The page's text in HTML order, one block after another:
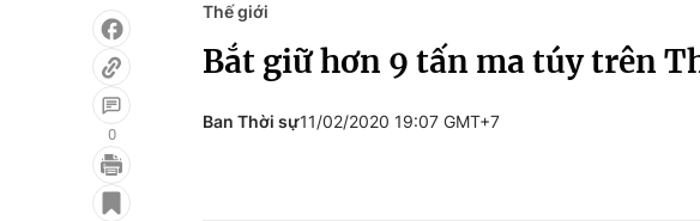
0
Thế giới
Bắt giữ hơn 9 tấn ma túy trên
Ban Thời sự11/02/2020 19:07 GMT+7